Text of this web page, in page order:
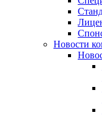
Новости